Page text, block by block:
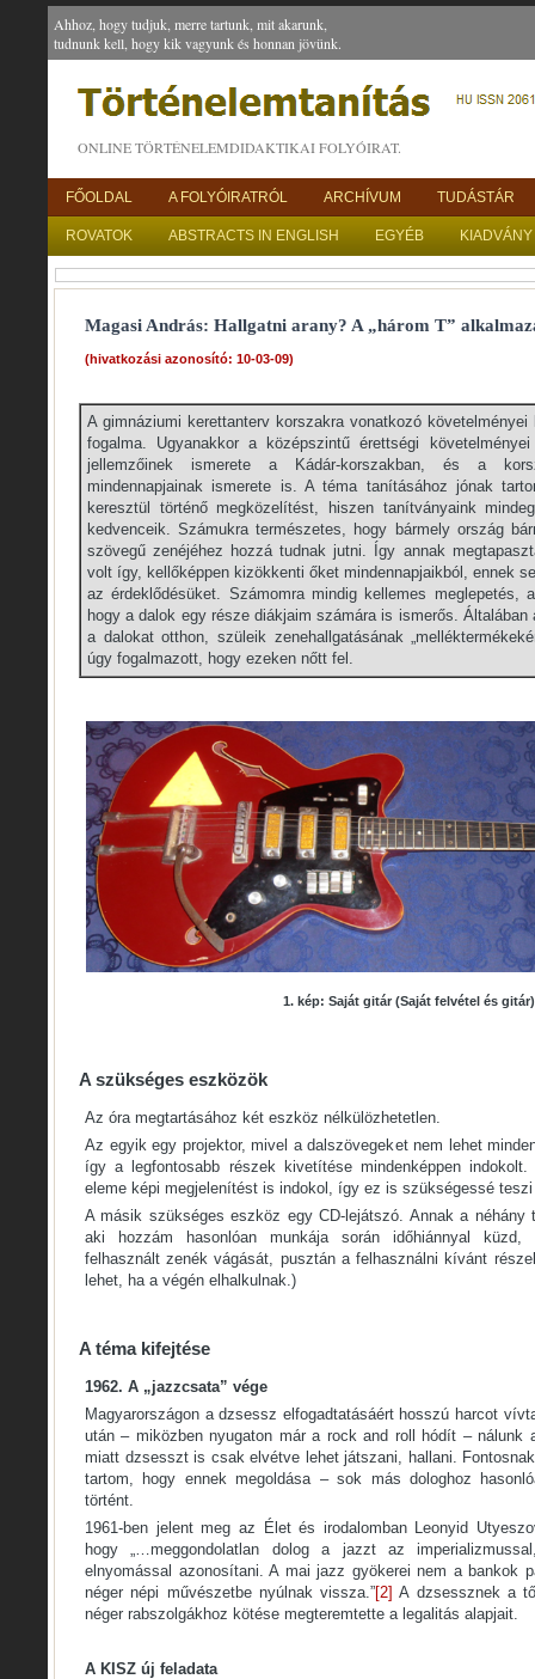
Ahhoz, hogy tudjuk, merre tartunk, mit akarunk,
tudnunk kell, hogy kik vagyunk és honnan jövünk.
ONLINE TÖRTÉNELEMDIDAKTIKAI FOLYÓIRAT.
FŐOLDAL A FOLYÓIRATRÓL ARCHÍVUM TUDÁSTÁR
ROVATOK ABSTRACTS IN ENGLISH EGYÉB
Magasi András: Hallgatni arany? A „három T”
(hivatkozási azonosító: 10-03-09)
A gimnáziumi kerettanterv korszakra vonatkozó követelményei
fogalma. Ugyanakkor a középszintű érettségi
jellemzőinek ismerete a Kádár-korszakban, és a
mindennapjainak ismerete is. A téma tanításához jónak
keresztül történő megközelítést, hiszen tanítványaink
kedvenceik. Számukra természetes, hogy bármely ország
szövegű zenéjéhez hozzá tudnak jutni. Így annak
volt így, kellőképpen kizökkenti őket mindennapjaikból, ennek
az érdeklődésüket. Számomra mindig kellemes meglepetés,
hogy a dalok egy része diákjaim számára is ismerős.
a dalokat otthon, szüleik zenehallgatásának
úgy fogalmazott, hogy ezeken nőtt fel.
1. kép: Saját gitár (Saját felvétel és gitár)
A szükséges eszközök
Az óra megtartásához két eszköz nélkülözhetetlen.
Az egyik egy projektor, mivel a dalszövegeket nem lehet
így a legfontosabb részek kivetítése mindenképpen
eleme képi megjelenítést is indokol, így ez is szükségessé
A másik szükséges eszköz egy CD-lejátszó. Annak a néhány
aki hozzám hasonlóan munkája során időhiánnyal küzd,
felhasznált zenék vágását, pusztán a felhasználni kívánt
lehet, ha a végén elhalkulnak.)
A téma kifejtése
1962. A „jazzcsata” vége
Magyarországon a dzsessz elfogadtatásáért hosszú harcot
után – miközben nyugaton már a rock and roll hódít – nálunk
miatt dzsesszt is csak elvétve lehet játszani, hallani.
tartom, hogy ennek megoldása – sok más dologhoz
történt.
1961-ben jelent meg az Élet és irodalomban Leonyid
hogy „…meggondolatlan dolog a jazzt az
elnyomással azonosítani. A mai jazz gyökerei nem a bankok
néger népi művészetbe nyúlnak vissza.”[2] A dzsessznek a
néger rabszolgákhoz kötése megteremtette a legalitás alapjait.
A KISZ új feladata